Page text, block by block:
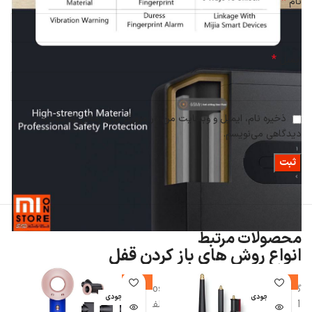
انواع روش های باز کردن قفل
گاوصندوق هوشمند شیائومی Xiaomi Mijia Smart Safe Deposit Box
BGX-5/X1-3001 دارای 6 روش مختلف برای باز کردن قفل صندوق می
*
ذخیره نام، ایمیل و وبسایت من در مرورگر برای زمانی که دوباره
دیدگاهی می‌نویسم.
محصولات مرتبط
-7%
اتمام موجودی
-14%
اتمام موجودی